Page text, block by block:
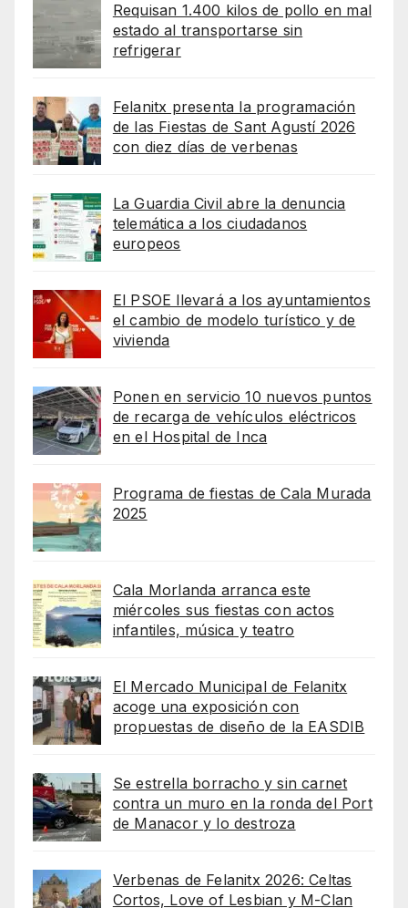
Requisan 1.400 kilos de pollo en mal
estado al transportarse sin
refrigerar
Felanitx presenta la programación
de las Fiestas de Sant Agustí 2026
con diez días de verbenas
La Guardia Civil abre la denuncia
telemática a los ciudadanos
europeos
El PSOE llevará a los ayuntamientos
el cambio de modelo turístico y de
vivienda
Ponen en servicio 10 nuevos puntos
de recarga de vehículos eléctricos
en el Hospital de Inca
Programa de fiestas de Cala Murada
2025
Cala Morlanda arranca este
miércoles sus fiestas con actos
infantiles, música y teatro
El Mercado Municipal de Felanitx
acoge una exposición con
propuestas de diseño de la EASDIB
Se estrella borracho y sin carnet
contra un muro en la ronda del Port
de Manacor y lo destroza
Verbenas de Felanitx 2026: Celtas
Cortos, Love of Lesbian y M-Clan